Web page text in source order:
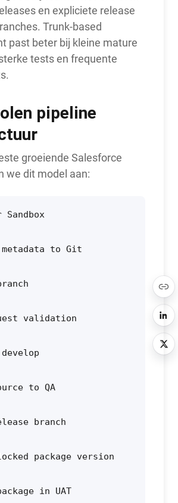
en expliciete release
Trunk-based
past beter bij kleine mature
tests en frequente
pipeline
groeiende Salesforce
we dit model aan:
Sandbox
to Git
validation
to QA
branch
package version
in UAT